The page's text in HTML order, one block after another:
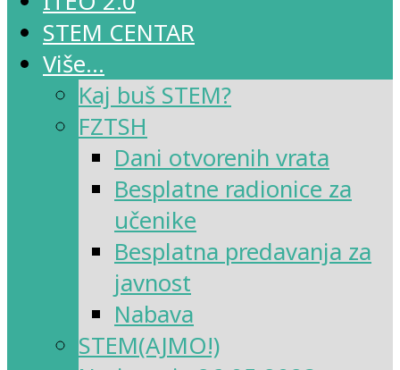
STEM CENTAR
Više…
Kaj buš STEM?
FZTSH
Dani otvorenih vrata
Besplatne radionice za
učenike
Besplatna predavanja za
javnost
Nabava
STEM(AJMO!)